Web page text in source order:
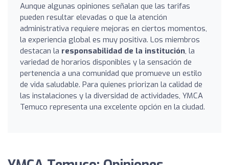
Aunque algunas opiniones señalan que las tarifas
pueden resultar elevadas o que la atención
administrativa requiere mejoras en ciertos momentos,
la experiencia global es muy positiva. Los miembros
destacan la responsabilidad de la institución, la
variedad de horarios disponibles y la sensación de
pertenencia a una comunidad que promueve un estilo
de vida saludable. Para quienes priorizan la calidad de
las instalaciones y la diversidad de actividades, YMCA
Temuco representa una excelente opción en la ciudad.